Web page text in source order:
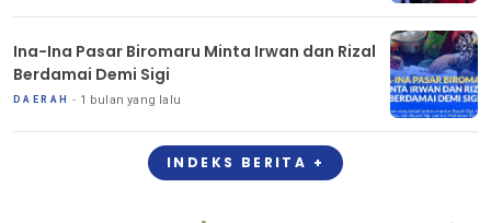
Ina-Ina Pasar Biromaru Minta Irwan dan Rizal
Berdamai Demi Sigi
DAERAH 1 bulan yang lalu
INDEKS BERITA +